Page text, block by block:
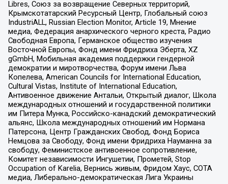
Libres, Союз за возвращение Северных территорий,
Крымскотатарский Ресурсный Центр, Глобальный союз
IndustriALL, Russian Election Monitor, Article 19, Мнение
медиа, Федерация анархического черного креста, Радио
Свободная Европа, Германское общество изучения
Восточной Европы, Фонд имени Фридриха Эберта, XZ
gGmbH, Мобильная академия поддержки гендерной
демократии и миротворчества, Форум имени Льва
Копелева, American Councils for International Education,
Cultural Vistas, Institute of International Education,
Антивоенное движение Антальи, Открытый диалог, Школа
международных отношений и государственной политики
им Питера Мунка, Российско-канадский демократический
альянс, Школа международных отношений им Нормана
Патерсона, Центр Гражданских Свобод, Фонд Бориса
Немцова за Свободу, Фонд имени Фридриха Науманна за
свободу, Феминистское антивоенное сопротивление,
Комитет независимости Ингушетии, Прометей, Stop
Occupation of Karelia, Вернись живым, Фридом Хаус, СОТА
медиа, Либерально-демократическая Лига Украины